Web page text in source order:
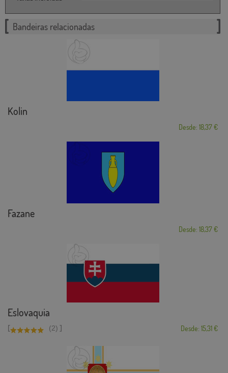
Bandeiras relacionadas
Kolin
Desde: 18,37 €
Fazane
Desde: 18,37 €
Eslovaquia
[ (2) ] Desde: 15,31 €